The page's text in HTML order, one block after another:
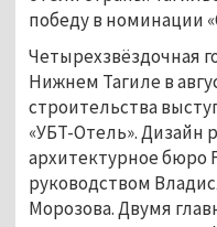
победу в номинации
Четырехзвёздочная
Нижнем Тагиле в
строительства
«УБТ-Отель». Дизайн
архитектурное бюро
руководством
Морозова. Двумя